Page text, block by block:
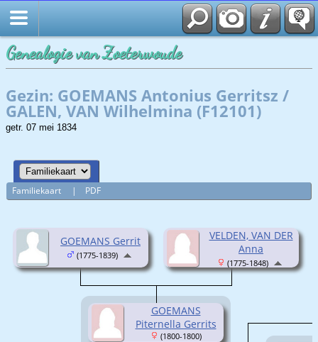
Genealogie van Zoeterwoude
Gezin: GOEMANS Antonius Gerritsz /
GALEN, VAN Wilhelmina (F12101)
getr. 07 mei 1834
Familiekaart | PDF
GOEMANS Gerrit
(1775-1839)
VELDEN, VAN DER
Anna
(1775-1848)
GOEMANS
Piternella Gerrits
(1800-1800)